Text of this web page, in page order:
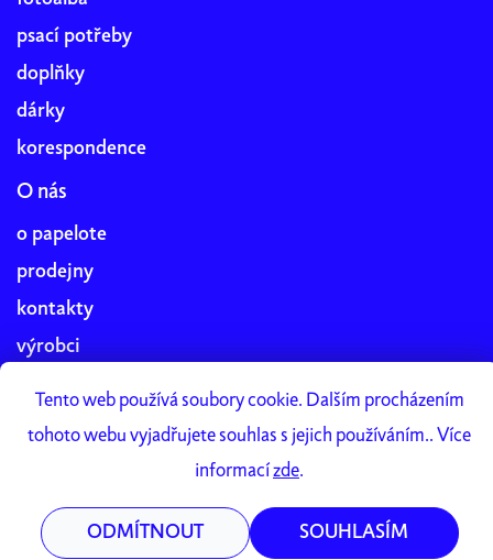
Tento web používá soubory cookie. Dalším procházením
tohoto webu vyjadřujete souhlas s jejich používáním.. Více
informacízde.
ODMÍTNOUT SOUHLASÍM
psací potřeby
doplňky
dárky
korespondence
O nás
o papelote
prodejny
kontakty
výrobci
práce v papelote
Vytvořil Shoptet Premium